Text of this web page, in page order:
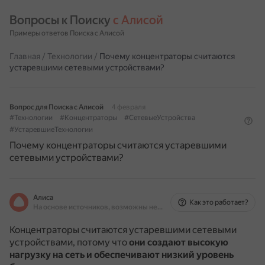
Вопросы к Поиску с Алисой
Примеры ответов Поиска с Алисой
Главная / Технологии / Почему концентраторы считаются
устаревшими сетевыми устройствами?
Вопрос для Поиска с Алисой
4 февраля
#Технологии
#Концентраторы
#СетевыеУстройства
#УстаревшиеТехнологии
Почему концентраторы считаются устаревшими
сетевыми устройствами?
Алиса
На основе источников, возможны неточности
Как это работает?
Концентраторы считаются устаревшими сетевыми
устройствами, потому чтоони создают высокую
нагрузку на сеть и обеспечивают низкий уровень